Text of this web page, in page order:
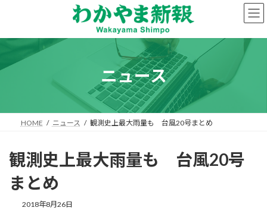
ン
へ
プ
ー
ョ
動
ニュース
HOME ニュース 観測史上最大雨量も 台風20号まとめ
観測史上最大雨量も 台風20号
まとめ
2018年8月26日